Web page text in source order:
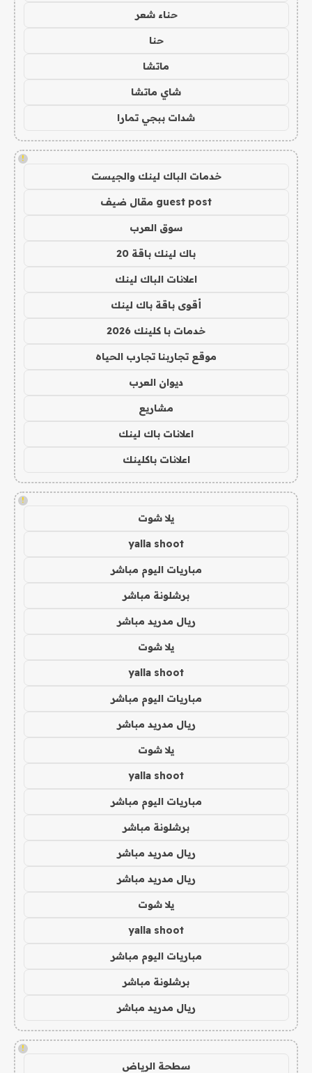
حناء شعر
حنا
ماتشا
شاي ماتشا
شدات ببجي تمارا
!
خدمات الباك لينك والجيست
guest post مقال ضيف
سوق العرب
باك لينك باقة 20
اعلانات الباك لينك
أقوى باقة باك لينك
خدمات با كلينك 2026
موقع تجاربنا تجارب الحياه
ديوان العرب
مشاريع
اعلانات باك لينك
اعلانات باكلينك
!
يلا شوت
yalla shoot
مباريات اليوم مباشر
برشلونة مباشر
ريال مدريد مباشر
يلا شوت
yalla shoot
مباريات اليوم مباشر
ريال مدريد مباشر
يلا شوت
yalla shoot
مباريات اليوم مباشر
برشلونة مباشر
ريال مدريد مباشر
ريال مدريد مباشر
يلا شوت
yalla shoot
مباريات اليوم مباشر
برشلونة مباشر
ريال مدريد مباشر
!
سطحة الرياض